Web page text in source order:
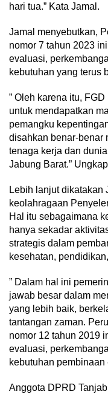
hari tua.” Kata Jamal.
Jamal menyebutkan,
nomor 7 tahun 2023
evaluasi,
kebutuhan yang terus
” Oleh karena itu,
untuk mendapatkan
pemangku
disahkan benar-benar
tenaga kerja dan
Jabung Barat.”
Lebih lanjut dikatakan
keolahragaan
Hal itu sebagaimana
hanya sekadar
strategis dalam
kesehatan,
” Dalam hal ini
jawab besar dalam
yang lebih baik,
tantangan zaman.
nomor 12 tahun 2019
evaluasi,
kebutuhan pembinaan
Anggota DPRD